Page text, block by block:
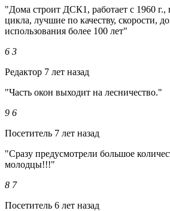
"Дома строит ДСК1, работает с 1960 г.,
цикла, лучшие по качеству, скорости,
использования более 100 лет"
6 3
Редактор 7 лет назад
"Часть окон выходит на лесничество."
9 6
Посетитель 7 лет назад
"Сразу предусмотрели большое
молодцы!!!"
8 7
Посетитель 6 лет назад